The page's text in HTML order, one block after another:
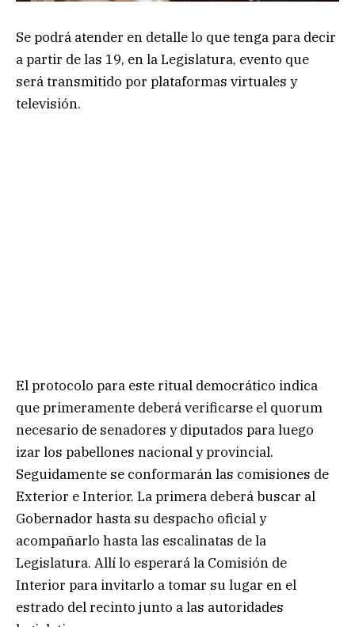
Se podrá atender en detalle lo que tenga para decir
a partir de las 19, en la Legislatura, evento que
será transmitido por plataformas virtuales y
televisión.
El protocolo para este ritual democrático indica
que primeramente deberá verificarse el quorum
necesario de senadores y diputados para luego
izar los pabellones nacional y provincial.
Seguidamente se conformarán las comisiones de
Exterior e Interior. La primera deberá buscar al
Gobernador hasta su despacho oficial y
acompañarlo hasta las escalinatas de la
Legislatura. Allí lo esperará la Comisión de
Interior para invitarlo a tomar su lugar en el
estrado del recinto junto a las autoridades